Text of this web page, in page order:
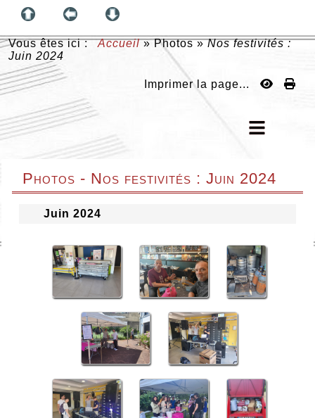
Vous êtes ici :Accueil»Photos»Nos festivités :
Juin 2024
Imprimer la page...
Photos - Nos festivités : Juin 2024
Juin 2024